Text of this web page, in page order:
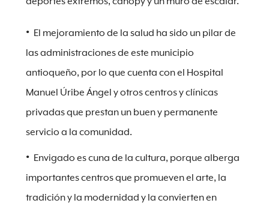
El mejoramiento de la salud ha sido un pilar de
las administraciones de este municipio
antioqueño, por lo que cuenta con el Hospital
Manuel Úribe Ángel y otros centros y clínicas
privadas que prestan un buen y permanente
servicio a la comunidad.
Envigado es cuna de la cultura, porque alberga
importantes centros que promueven el arte, la
tradición y la modernidad y la convierten en